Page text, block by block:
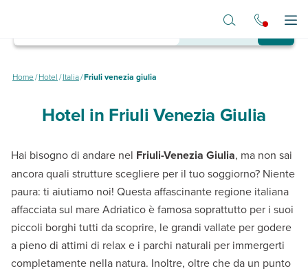
Hotel in Friuli
Venezia Giulia
Alla scoperta di una regione ricca di tutto:
Home/Hotel/Italia/Friuli venezia giulia
Hotel in Friuli Venezia Giulia
Hai bisogno di andare nel Friuli-Venezia Giulia, ma non sai
ancora quali strutture scegliere per il tuo soggiorno? Niente
paura: ti aiutiamo noi! Questa affascinante regione italiana
affacciata sul mare Adriatico è famosa soprattutto per i suoi
piccoli borghi tutti da scoprire, le grandi vallate per godere
a pieno di attimi di relax e i parchi naturali per immergerti
completamente nella natura. Inoltre, oltre che da un punto